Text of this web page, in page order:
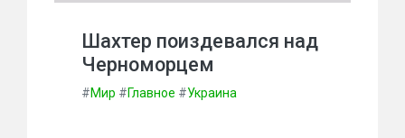
Шахтер поиздевался над
Черноморцем
#Мир #Главное #Украина